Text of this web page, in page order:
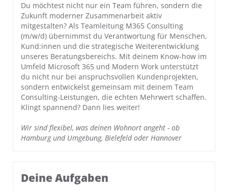
Du möchtest nicht nur ein Team führen, sondern die
Zukunft moderner Zusammenarbeit aktiv
mitgestalten? Als Teamleitung M365 Consulting
(m/w/d) übernimmst du Verantwortung für Menschen,
Kund:innen und die strategische Weiterentwicklung
unseres Beratungsbereichs. Mit deinem Know-how im
Umfeld Microsoft 365 und Modern Work unterstützt
du nicht nur bei anspruchsvollen Kundenprojekten,
sondern entwickelst gemeinsam mit deinem Team
Consulting-Leistungen, die echten Mehrwert schaffen.
Klingt spannend? Dann lies weiter!
Wir sind flexibel, was deinen Wohnort angeht - ob
Hamburg und Umgebung, Bielefeld oder Hannover
Deine Aufgaben